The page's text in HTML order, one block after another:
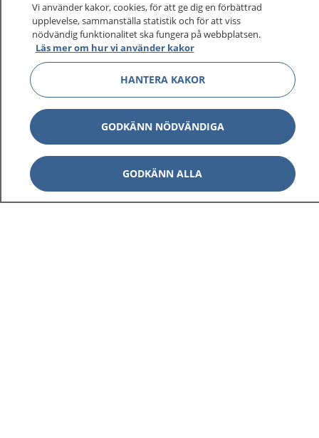
Vi använder kakor, cookies, för att ge dig en förbättrad
upplevelse, sammanställa statistik och för att viss
nödvändig funktionalitet ska fungera på webbplatsen.
Läs mer om hur vi använder kakor
HANTERA KAKOR
GODKÄNN NÖDVÄNDIGA
GODKÄNN ALLA